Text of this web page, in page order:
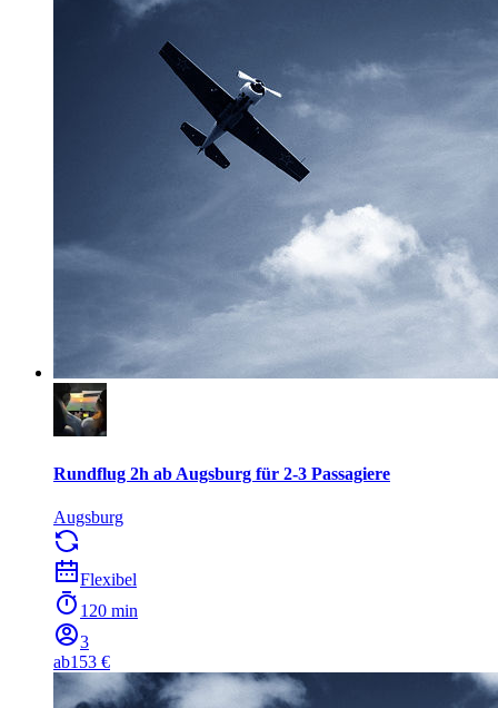
Rundflug 2h ab Augsburg für 2-3 Passagiere
Augsburg
Flexibel
120 min
3
ab153 €